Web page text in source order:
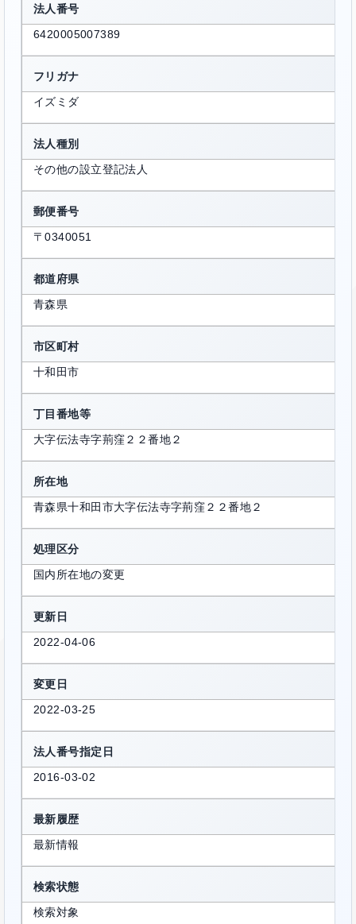
法人番号
6420005007389
フリガナ
イズミダ
法人種別
その他の設立登記法人
郵便番号
〒0340051
都道府県
青森県
市区町村
十和田市
丁目番地等
大字伝法寺字荊窪２２番地２
所在地
青森県十和田市大字伝法寺字荊窪２２番地２
処理区分
国内所在地の変更
更新日
2022-04-06
変更日
2022-03-25
法人番号指定日
2016-03-02
最新履歴
最新情報
検索状態
検索対象